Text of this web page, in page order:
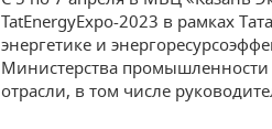
TatEnergyExpo-2023 в рамках
энергетике и
Министерства промышленности
отрасли, в том числе